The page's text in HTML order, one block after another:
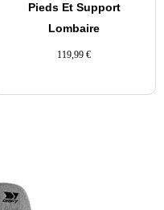
Pieds Et Support
Lombaire
119,99 €